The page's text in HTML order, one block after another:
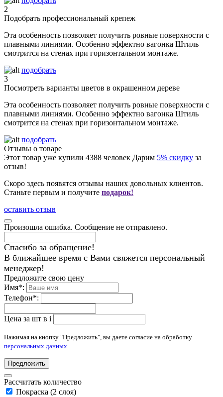
2
Подобрать профессиональный крепеж
Эта особенность позволяет получить ровные поверхности с
плавными линиями. Особенно эффектно вагонка Штиль
смотрится на стенах при горизонтальном монтаже.
подобрать
3
Посмотреть варианты цветов в окрашенном дереве
Эта особенность позволяет получить ровные поверхности с
плавными линиями. Особенно эффектно вагонка Штиль
смотрится на стенах при горизонтальном монтаже.
подобрать
Отзывы о товаре
Этот товар уже купили 4388 человек Дарим 5% скидку за
отзыв!
Скоро здесь появятся отзывы наших довольных клиентов.
Станьте первым и получите подарок!
оставить отзыв
Произошла ошибка. Сообщение не отправлено.
Спасибо за обращение!
В ближайшее время с Вами свяжется персональный
менеджер!
Предложите свою цену
Имя*:
Телефон*:
Цена за шт в i
Нажимая на кнопку "Предложить", вы даете согласие на обработку
персональных данных
Предложить
Рассчитать количество
Покраска (2 слоя)